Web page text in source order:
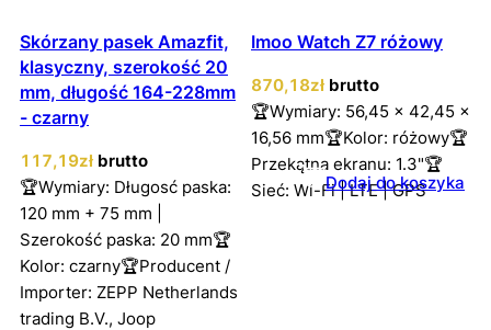
Skórzany pasek Amazfit,
klasyczny, szerokość 20
mm, długość 164-228mm
- czarny
117,19zł brutto
🏆Wymiary: Długosć paska:
120 mm + 75 mm |
Szerokość paska: 20 mm🏆
Kolor: czarny🏆Producent /
Importer: ZEPP Netherlands
trading B.V., Joop
Imoo Watch Z7 różowy
870,18zł brutto
🏆Wymiary: 56,45 x 42,45 x
16,56 mm🏆Kolor: różowy🏆
Przekątna ekranu: 1.3"🏆
Sieć: Wi-Fi | LTE | GPS
Dodaj do koszyka